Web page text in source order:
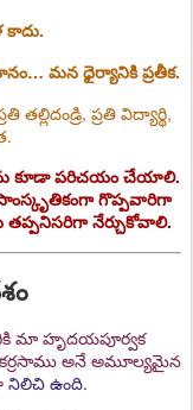
కాదు.
మన ధైర్యానికి ప్రతీక.
ప్రతి విద్యార్థి,
కూడా పరిచయం చేయాలి.
గొప్పవారిగా
నేర్చుకోవాలి.
మా హృదయపూర్వక
కర్రసాము అనే అమూల్యమైన
నిలిచి ఉంది.